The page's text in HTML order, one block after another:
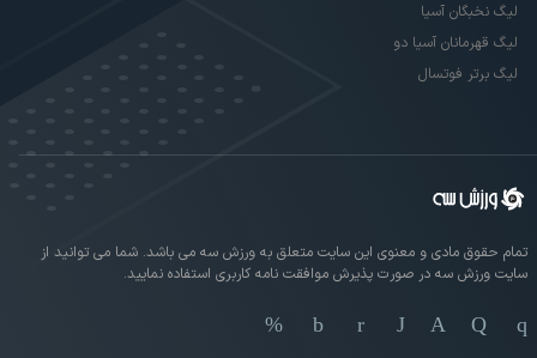
لیگ نخبگان آسیا
لیگ قهرمانان آسیا دو
لیگ برتر فوتسال
تمام حقوق مادی و معنوی این سایت متعلق به ورزش سه می باشد. شما می توانید از
سایت ورزش سه در صورت پذیرش موافقت نامه کاربری استفاده نمایید.